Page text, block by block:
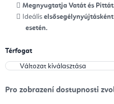
Megnyugtatja Vatát és
Ideális
esetén.
Térfogat